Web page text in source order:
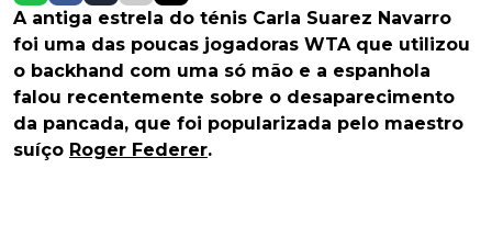
A antiga estrela do ténis Carla Suarez Navarro
foi uma das poucas jogadoras WTA que utilizou
o backhand com uma só mão e a espanhola
falou recentemente sobre o desaparecimento
da pancada, que foi popularizada pelo maestro
suíço Roger Federer.